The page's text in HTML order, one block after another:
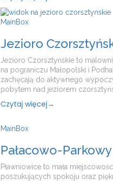
MainBox
Jezioro
Jezioro Czorsztyńskie to
na pograniczu Małopolski i
zachęcają do aktywnego
pobytem nad jeziorem
Czytaj więcej→
MainBox
Pałacowo-
Pławniowice to mała
poszukujących spokoju oraz